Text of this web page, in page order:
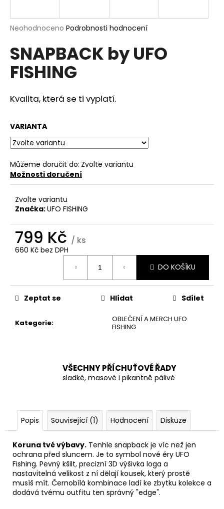
Průměrné
produktu
je
0,0
hvězdiček.
Neohodnoceno Podrobnosti hodnocení
SNAPBACK by UFO
FISHING
Kvalita, která se ti vyplatí.
VARIANTA
Můžeme doručit do: Zvolte variantu
Možnosti doručení
Zvolte variantu
Značka:UFO FISHING
799 Kč / ks
660 Kč bez DPH
DO KOŠÍKU
Kategorie:
OBLEČENÍ A MERCH UFO
FISHING
Zeptat se Hlídat Sdílet
VŠECHNY PŘÍCHUŤOVÉ ŘADY
sladké, masové i pikantně pálivé
Popis Související (1) Hodnocení Diskuze
Koruna tvé výbavy. Tenhle snapback je víc než jen
ochrana před sluncem. Je to symbol nové éry UFO
Fishing. Pevný kšilt, precizní 3D výšivka loga a
nastavitelná velikost z ní dělají kousek, který prostě
musíš mít. Černobílá kombinace ladí ke zbytku kolekce a
dodává tvému outfitu ten správný "edge".
j
t
?
D
o
p
u
č
u